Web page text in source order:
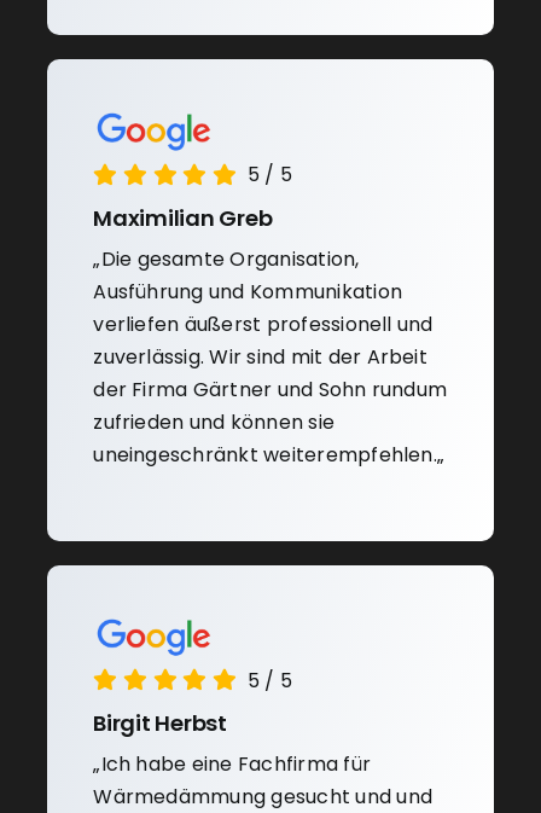
5 / 5
Maximilian Greb
„Die gesamte Organisation,
Ausführung und Kommunikation
verliefen äußerst professionell und
zuverlässig.Wir sind mit der Arbeit
der Firma Gärtner und Sohn rundum
zufrieden und können sie
uneingeschränkt weiterempfehlen.„
5 / 5
Birgit Herbst
„Ich habe eine Fachfirma für
Wärmedämmung gesucht und und